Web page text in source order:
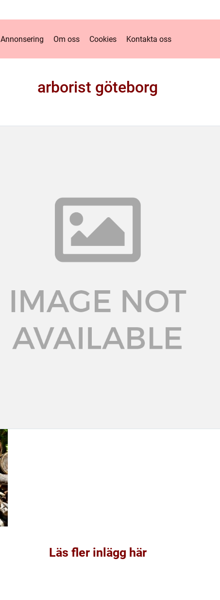
Annonsering Om oss Cookies Kontakta oss
arborist göteborg
Läs fler inlägg här